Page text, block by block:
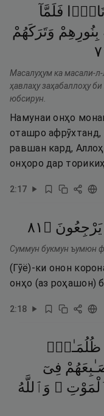
فَلَمَّآ
بِنُورِهِمْ وَتَرَكَهُمْ
Масалуҳум ка масали-
ҳавлаҳу заҳабаллоҳу
юбсирун.
Намунаи онҳо
оташро
равшан кард,
онҳоро дар
2:17
يَرْجِعُونَ ۝ ١٨
Суммун букмун ъумюн
(Гӯё)-ки онон
онҳо (аз роҳашон)
2:18
ظُلُمَـٰتٌۭ
فِىٓ
وَٱللَّهُ